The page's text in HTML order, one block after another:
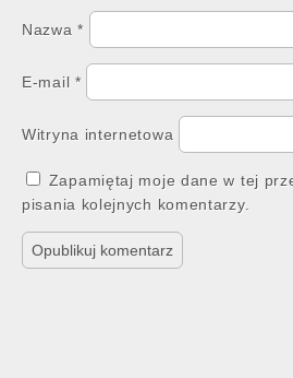
Nazwa*
E-mail *
Witryna internetowa
Zapamiętaj moje dane w tej
pisania kolejnych komentarzy.